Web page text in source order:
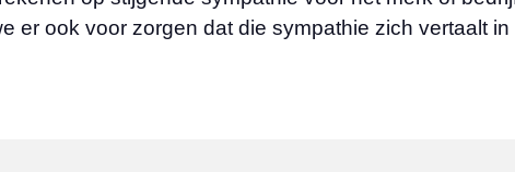
er ook voor zorgen dat die sympathie zich vertaalt in